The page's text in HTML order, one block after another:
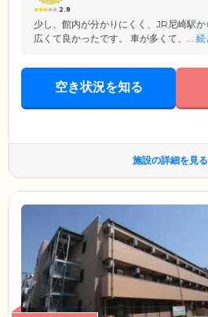
2.8
少し、館内が分かりにくく、JR尼崎駅
広くて良かったです。 車が多くて、... 続
空き状況を知る
施設の詳細を見る